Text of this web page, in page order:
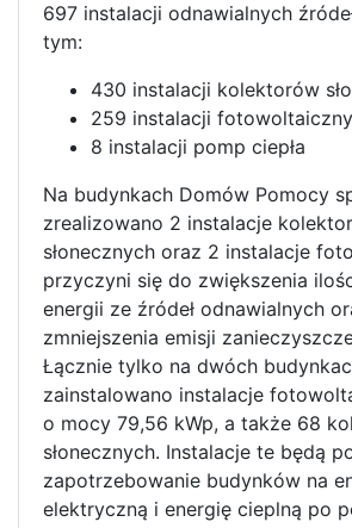
697 instalacji odnawialnych
tym:
430 instalacji kolektorów
259 instalacji
8 instalacji pomp ciepła
Na budynkach Domów Pomocy
zrealizowano 2 instalacje
słonecznych oraz 2 instalacje
przyczyni się do zwiększenia
energii ze źródeł odnawialnych
zmniejszenia emisji
Łącznie tylko na dwóch
zainstalowano instalacje
o mocy 79,56 kWp, a także 68
słonecznych. Instalacje te będą
zapotrzebowanie budynków na
elektryczną i energię cieplną po